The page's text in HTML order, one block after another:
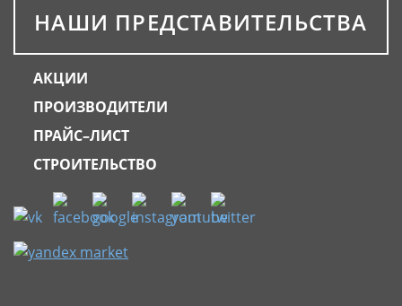
НАШИ ПРЕДСТАВИТЕЛЬСТВА
АКЦИИ
ПРОИЗВОДИТЕЛИ
ПРАЙС–ЛИСТ
СТРОИТЕЛЬСТВО